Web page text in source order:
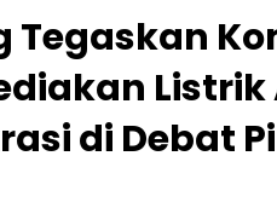
Tegaskan
di Debat